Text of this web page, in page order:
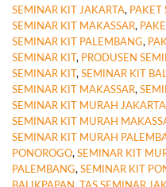
SEMINAR KIT JAKARTA, PAKET
SEMINAR KIT MAKASSAR,
SEMINAR KIT PALEMBANG,
SEMINAR KIT , PRODUSEN
SEMINAR KIT , SEMINAR KIT
SEMINAR KIT MAKASSAR,
SEMINAR KIT MURAH JAKARTA
SEMINAR KIT MURAH
SEMINAR KIT MURAH
PONOROGO, SEMINAR KIT
PALEMBANG, SEMINAR KIT